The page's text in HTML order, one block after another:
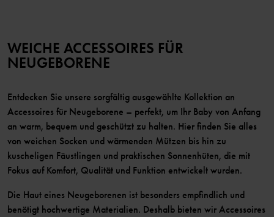
WEICHE ACCESSOIRES FÜR
NEUGEBORENE
Entdecken Sie unsere sorgfältig ausgewählte Kollektion an
Accessoires für Neugeborene – perfekt, um Ihr Baby von Anfang
an warm, bequem und geschützt zu halten. Hier finden Sie alles
von weichen Socken und wärmenden Mützen bis hin zu
kuscheligen Fäustlingen und praktischen Sonnenhüten, die mit
Fokus auf Komfort, Qualität und Funktion entwickelt wurden.
Die Haut eines Neugeborenen ist besonders empfindlich und
benötigt hochwertige Materialien. Deshalb bieten wir Accessoires